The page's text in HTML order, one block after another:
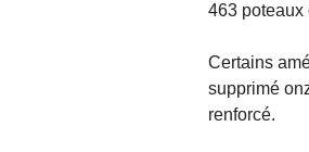
463 poteaux
Certains
supprimé
renforcé.